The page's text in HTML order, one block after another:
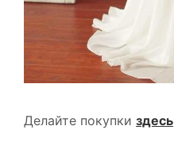
Делайте покупки здесь